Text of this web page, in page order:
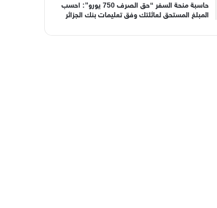
حاسبة منحة السفر “حق الصرف 750 يورو”: احسب
المبلغ المستحق لعائلتك وفق تعليمات بنك الجزائر